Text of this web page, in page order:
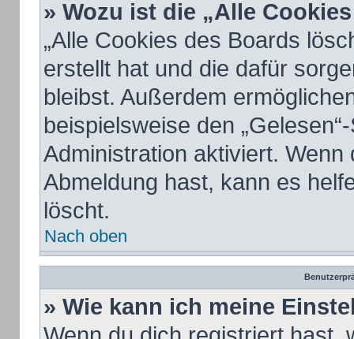
» Wozu ist die „Alle
„Alle Cookies des Boards
erstellt hat und die dafür
bleibst. Außerdem
beispielsweise den
Administration aktiviert.
Abmeldung hast, kann es
löscht.
Nach oben
» Wie kann ich meine